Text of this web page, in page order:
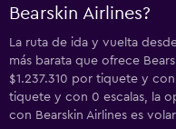
Bearskin Airlines?
La ruta de ida y vuelta
más barata que ofrece
$1.237.310 por tiquete y
tiquete y con 0 escalas, la
con Bearskin Airlines es